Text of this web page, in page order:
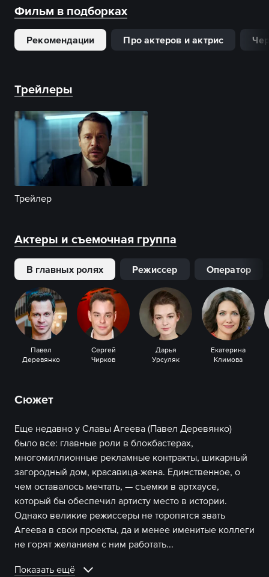
Фильм в подборках
Рекомендации Про актеров и актрис
Трейлеры
Трейлер
Актеры и съемочная группа
В главных ролях Режиссер Оператор
Павел
Деревянко
Сергей
Чирков
Дарья
Урсуляк
Екатерина
Климова
Сюжет
Еще недавно у Славы Агеева (Павел Деревянко)
было все: главные роли в блокбастерах,
многомиллионные рекламные контракты, шикарный
загородный дом, красавица-жена. Единственное, о
чем оставалось мечтать, — съемки в артхаусе,
который бы обеспечил артисту место в истории.
Однако великие режиссеры не торопятся звать
Агеева в свои проекты, да и менее именитые коллеги
не горят желанием с ним работать...
Показать ещё